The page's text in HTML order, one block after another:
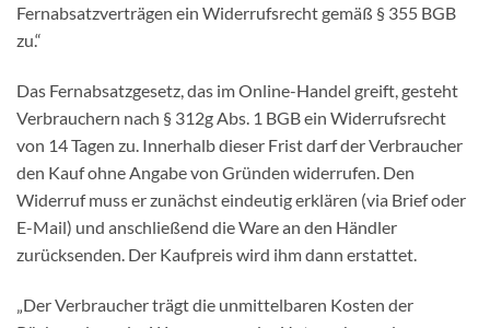
Fernabsatzverträgen ein Widerrufsrecht gemäß § 355 BGB
zu.“
Das Fernabsatzgesetz, das im Online-Handel greift, gesteht
Verbrauchern nach § 312g Abs. 1 BGB ein Widerrufsrecht
von 14 Tagen zu. Innerhalb dieser Frist darf der Verbraucher
den Kauf ohne Angabe von Gründen widerrufen. Den
Widerruf muss er zunächst eindeutig erklären (via Brief oder
E-Mail) und anschließend die Ware an den Händler
zurücksenden. Der Kaufpreis wird ihm dann erstattet.
„Der Verbraucher trägt die unmittelbaren Kosten der